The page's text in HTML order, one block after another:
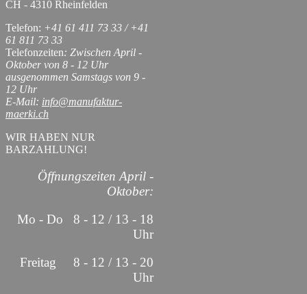
CH - 4310 Rheinfelden
Telefon: +41 61 411 73 33 / +41
61 811 73 33
Telefonzeiten: Zwischen April -
Oktober von 8 - 12 Uhr
ausgenommen Samstags von 9 -
12 Uhr
E-Mail: info@manufaktur-
maerki.ch
WIR HABEN NUR
BARZAHLUNG!
Öffnungszeiten April -
Oktober:
Mo - Do 8 - 12 / 13 - 18
Uhr
Freitag 8 - 12 / 13 - 20
Uhr